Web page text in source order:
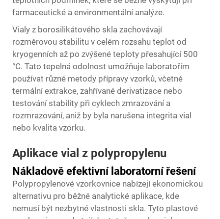
farmaceutické a environmentální analýze.
Vialy z borosilikátového skla zachovávají
rozměrovou stabilitu v celém rozsahu teplot od
kryogenních až po zvýšené teploty přesahující 500
°C. Tato tepelná odolnost umožňuje laboratořím
používat různé metody přípravy vzorků, včetně
termální extrakce, zahřívané derivatizace nebo
testování stability při cyklech zmrazování a
rozmrazování, aniž by byla narušena integrita vial
nebo kvalita vzorku.
Aplikace vial z polypropylenu
Nákladově efektivní laboratorní řešení
Polypropylenové vzorkovnice nabízejí ekonomickou
alternativu pro běžné analytické aplikace, kde
nemusí být nezbytné vlastnosti skla. Tyto plastové